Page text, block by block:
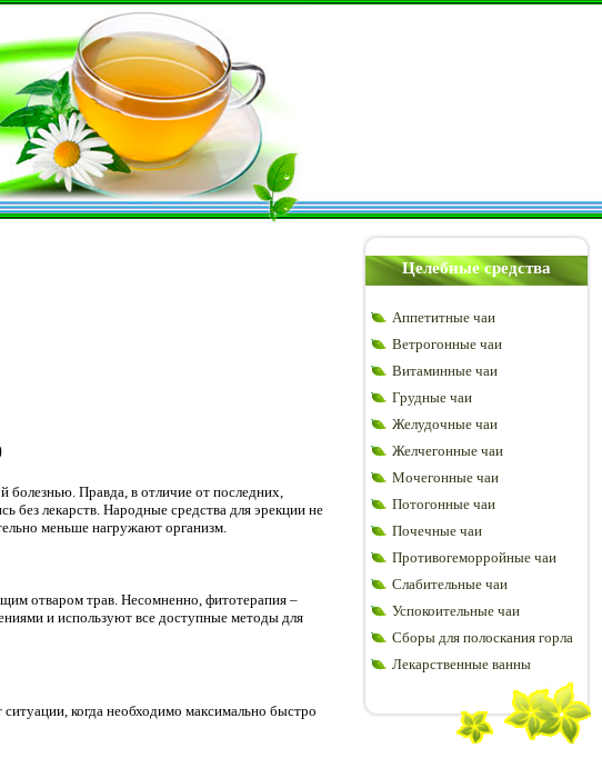
болезнью. Правда, в отличие от последних,
без лекарств. Народные средства для эрекции не
меньше нагружают организм.
отваром трав. Несомненно, фитотерапия –
и используют все доступные методы для
когда необходимо максимально быстро
Целебные средства
Аппетитные чаи
Ветрогонные чаи
Витаминные чаи
Грудные чаи
Желудочные чаи
Желчегонные чаи
Мочегонные чаи
Потогонные чаи
Почечные чаи
Противогеморройные чаи
Слабительные чаи
Успокоительные чаи
Сборы для полоскания горла
Лекарственные ванны